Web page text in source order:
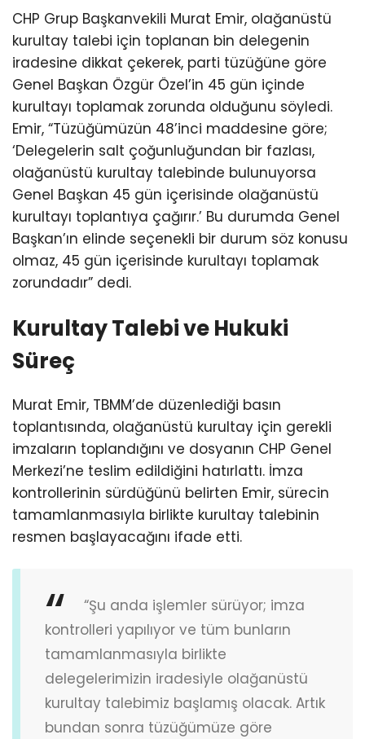
CHP Grup Başkanvekili Murat Emir, olağanüstü
kurultay talebi için toplanan bin delegenin
iradesine dikkat çekerek, parti tüzüğüne göre
Genel Başkan Özgür Özel’in 45 gün içinde
kurultayı toplamak zorunda olduğunu söyledi.
Emir, “Tüzüğümüzün 48’inci maddesine göre;
‘Delegelerin salt çoğunluğundan bir fazlası,
olağanüstü kurultay talebinde bulunuyorsa
Genel Başkan 45 gün içerisinde olağanüstü
kurultayı toplantıya çağırır.’ Bu durumda Genel
Başkan’ın elinde seçenekli bir durum söz konusu
olmaz, 45 gün içerisinde kurultayı toplamak
zorundadır” dedi.
Kurultay Talebi ve Hukuki
Süreç
Murat Emir, TBMM’de düzenlediği basın
toplantısında, olağanüstü kurultay için gerekli
imzaların toplandığını ve dosyanın CHP Genel
Merkezi’ne teslim edildiğini hatırlattı. İmza
kontrollerinin sürdüğünü belirten Emir, sürecin
tamamlanmasıyla birlikte kurultay talebinin
resmen başlayacağını ifade etti.
“Şu anda işlemler sürüyor; imza
kontrolleri yapılıyor ve tüm bunların
tamamlanmasıyla birlikte
delegelerimizin iradesiyle olağanüstü
kurultay talebimiz başlamış olacak. Artık
bundan sonra tüzüğümüze göre